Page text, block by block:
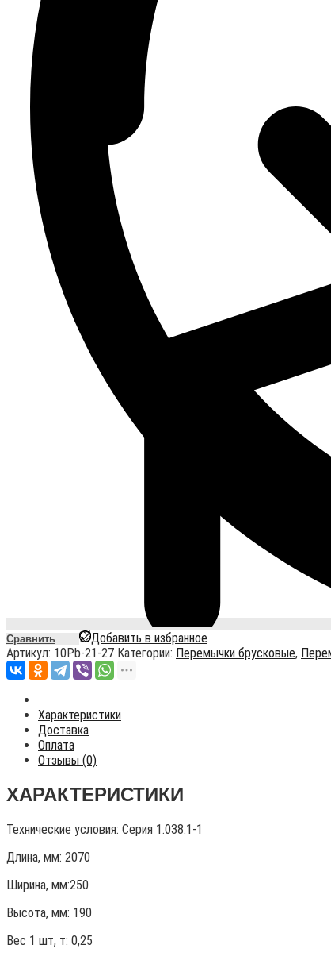
Сравнить
Добавить в избранное
Артикул: 10Pb-21-27 Категории: Перемычки брусковые,
Характеристики
Доставка
Оплата
Отзывы (0)
ХАРАКТЕРИСТИКИ
Технические условия: Серия 1.038.1-1
Длина, мм: 2070
Ширина, мм:250
Высота, мм: 190
Вес 1 шт, т: 0,25